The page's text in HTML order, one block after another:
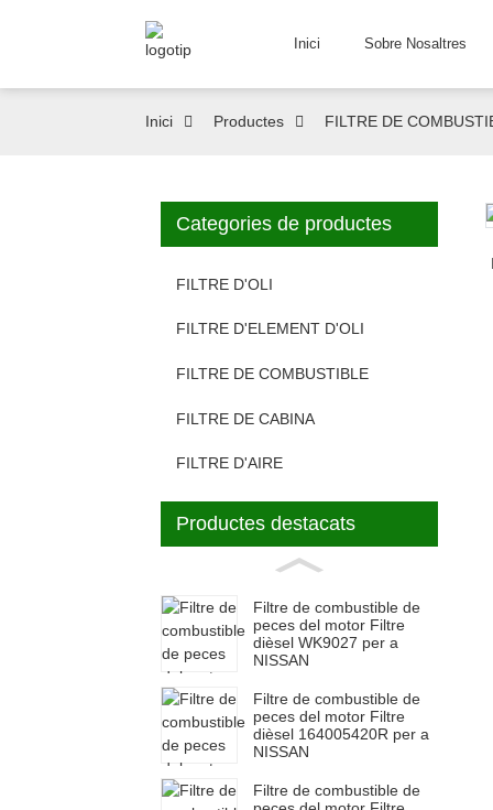
Inici Sobre Nosaltres
Inici Productes FILTRE DE
Categories de productes
FILTRE D'OLI
FILTRE D'ELEMENT D'OLI
FILTRE DE COMBUSTIBLE
FILTRE DE CABINA
FILTRE D'AIRE
Productes destacats
Filtre de combustible de
peces del motor Filtre
dièsel WK9027 per a
NISSAN
Filtre de combustible de
peces del motor Filtre
dièsel 164005420R per a
NISSAN
Filtre de combustible de
Loading...
Loading...